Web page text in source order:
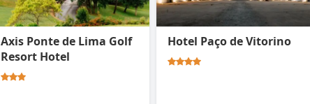
Axis Ponte de Lima Golf
Resort Hotel
Hotel Paço de Vitorino